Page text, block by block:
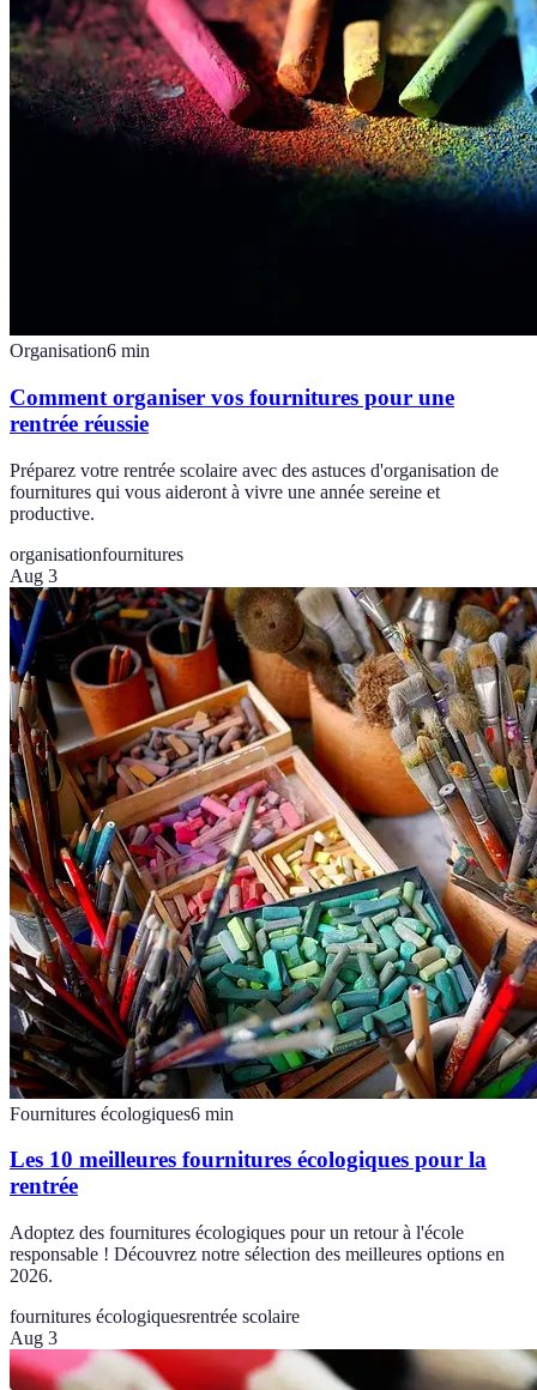
Organisation6 min
Comment organiser vos fournitures pour une
rentrée réussie
Préparez votre rentrée scolaire avec des astuces d'organisation de
fournitures qui vous aideront à vivre une année sereine et
productive.
organisationfournitures
Aug 3
Fournitures écologiques6 min
Les 10 meilleures fournitures écologiques pour la
rentrée
Adoptez des fournitures écologiques pour un retour à l'école
responsable ! Découvrez notre sélection des meilleures options en
2026.
fournitures écologiquesrentrée scolaire
Aug 3